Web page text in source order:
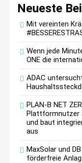
KSB mit
Quartal
Intersolar-
zum
werden
Neueste
Mit vereinten
Wenn jede
ONE die
ADAC
PLAN-B NET
Plattformnutzer
und baut
aus
MaxSolar und
förderfreie